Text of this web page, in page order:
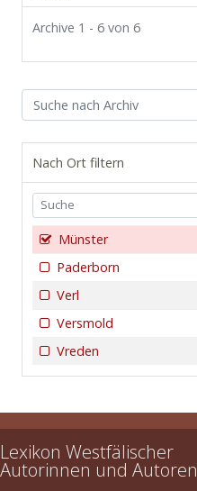
Archive 1 - 6 von 6
Nach Ort filtern
Münster
Paderborn
Verl
Versmold
Vreden
Lexikon Westfälischer
Autorinnen und Autoren